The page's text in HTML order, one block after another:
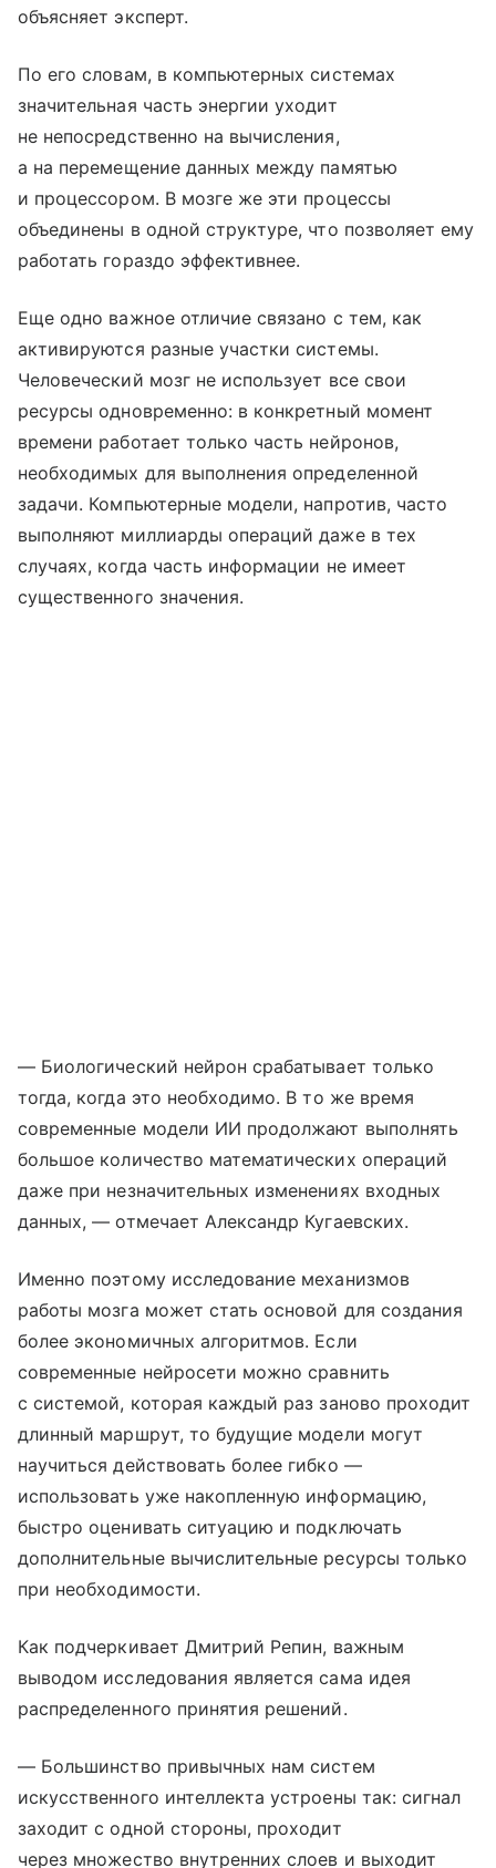
объясняет эксперт.
По его словам, в компьютерных системах
значительная часть энергии уходит
не непосредственно на вычисления,
а на перемещение данных между памятью
и процессором. В мозге же эти процессы
объединены в одной структуре, что позволяет ему
работать гораздо эффективнее.
Еще одно важное отличие связано с тем, как
активируются разные участки системы.
Человеческий мозг не использует все свои
ресурсы одновременно: в конкретный момент
времени работает только часть нейронов,
необходимых для выполнения определенной
задачи. Компьютерные модели, напротив, часто
выполняют миллиарды операций даже в тех
случаях, когда часть информации не имеет
существенного значения.
— Биологический нейрон срабатывает только
тогда, когда это необходимо. В то же время
современные модели ИИ продолжают выполнять
большое количество математических операций
даже при незначительных изменениях входных
данных, — отмечает Александр Кугаевских.
Именно поэтому исследование механизмов
работы мозга может стать основой для создания
более экономичных алгоритмов. Если
современные нейросети можно сравнить
с системой, которая каждый раз заново проходит
длинный маршрут, то будущие модели могут
научиться действовать более гибко —
использовать уже накопленную информацию,
быстро оценивать ситуацию и подключать
дополнительные вычислительные ресурсы только
при необходимости.
Как подчеркивает Дмитрий Репин, важным
выводом исследования является сама идея
распределенного принятия решений.
— Большинство привычных нам систем
искусственного интеллекта устроены так: сигнал
заходит с одной стороны, проходит
через множество внутренних слоев и выходит